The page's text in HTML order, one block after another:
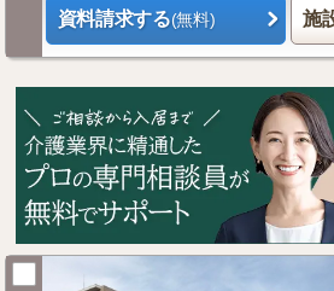
資料請求する(無料) 施